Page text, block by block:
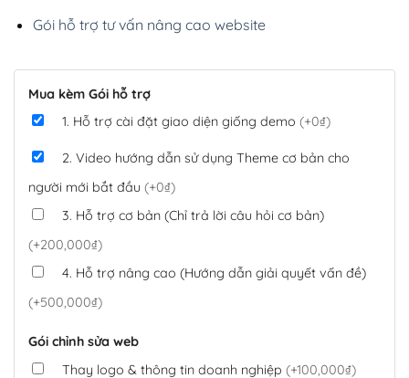
Gói hỗ trợ tư vấn nâng cao website
Mua kèm Gói hỗ trợ
1. Hỗ trợ cài đặt giao diện giống demo (+0₫)
2. Video hướng dẫn sử dụng Theme cơ bản cho
người mới bắt đầu (+0₫)
3. Hỗ trợ cơ bản (Chỉ trả lời câu hỏi cơ bản)
(+200,000₫)
4. Hỗ trợ nâng cao (Hướng dẫn giải quyết vấn đề)
(+500,000₫)
Gói chỉnh sửa web
Thay logo & thông tin doanh nghiệp (+100,000₫)